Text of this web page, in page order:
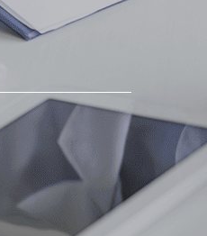
Lost your password?